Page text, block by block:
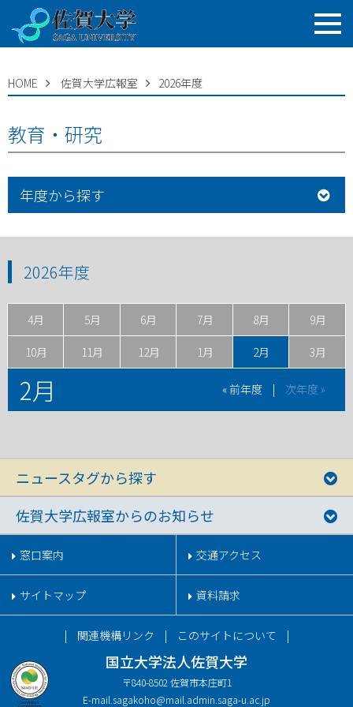
HOME 佐賀大学広報室 2026年度
教育・研究
年度から探す
2026年度
4月 5月 6月 7月 8月 9月
10月 11月 12月 1月 2月 3月
2月 « 前年度 | 次年度 »
ニュースタグから探す
佐賀大学広報室からのお知らせ
窓口案内 交通アクセス
サイトマップ 資料請求
国立大学法人佐賀大学
〒840-8502 佐賀市本庄町1
E-mail. sagakoho@mail.admin.saga-u.ac.jp
関連機構リンク このサイトについて